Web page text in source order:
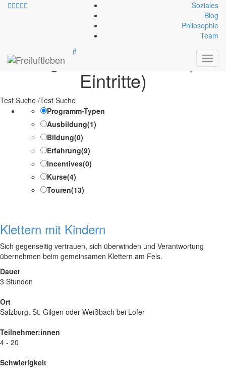
Soziales
Blog
Philosophie
Team
Exklusiv-Leistung: Ggf.
sonstige Zusatzkosten (z.B.
Eintritte)
Test Suche /Test Suche
Programm-Typen
Ausbildung(1)
Bildung(0)
Erfahrung(9)
Incentives(0)
Kurse(4)
Touren(13)
Klettern mit Kindern
Sich gegenseitig vertrauen, sich überwinden und Verantwortung
übernehmen beim gemeinsamen Klettern am Fels.
Dauer
3 Stunden
Ort
Salzburg, St. Gilgen oder Weißbach bei Lofer
Teilnehmer:innen
4 - 20
Schwierigkeit